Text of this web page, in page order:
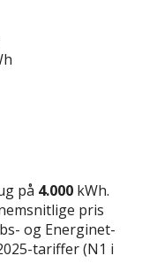
på 4.000 kWh.
pris
og Energinet-
tariffer (N1 i